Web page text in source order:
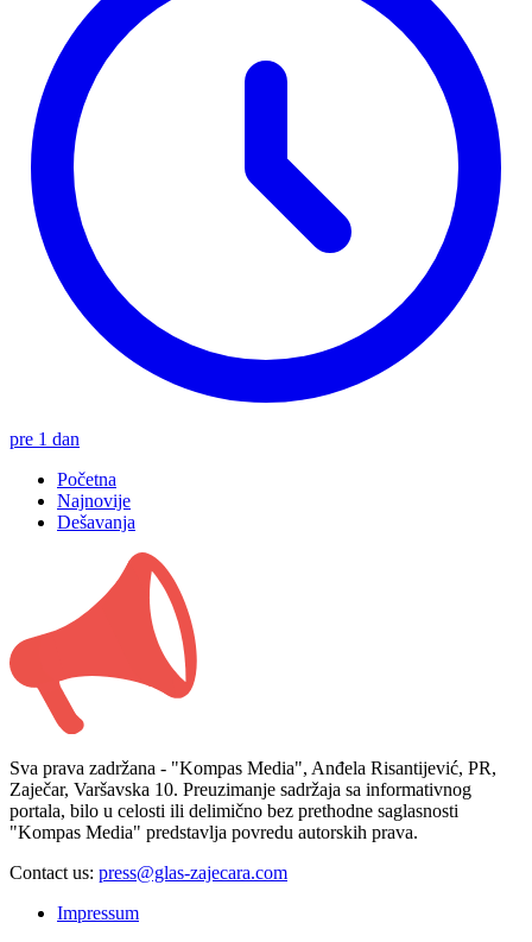
pre 1 dan
Početna
Najnovije
Dešavanja
Sva prava zadržana - "Kompas Media", Anđela Risantijević, PR,
Zaječar, Varšavska 10. Preuzimanje sadržaja sa informativnog
portala, bilo u celosti ili delimično bez prethodne saglasnosti
"Kompas Media" predstavlja povredu autorskih prava.
Contact us: press@glas-zajecara.com
Impressum